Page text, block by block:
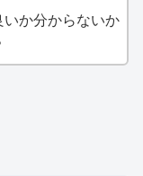
か分からないか